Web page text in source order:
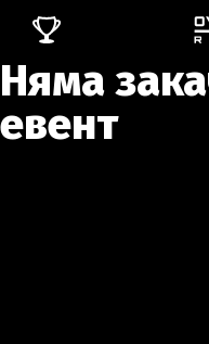
Няма
евент